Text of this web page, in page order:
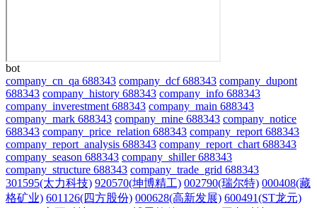
bot
company_cn_qa 688343 company_dcf 688343 company_dupont
688343 company_history 688343 company_info 688343
company_inverestment 688343 company_main 688343
company_mark 688343 company_mine 688343 company_notice
688343 company_price_relation 688343 company_report 688343
company_report_analysis 688343 company_report_chart 688343
company_season 688343 company_shiller 688343
company_structure 688343 company_trade_grid 688343
301595(太力科技) 920570(坤博精工) 002790(瑞尔特) 000408(藏
格矿业) 601126(四方股份) 000628(高新发展) 600491(ST龙元)